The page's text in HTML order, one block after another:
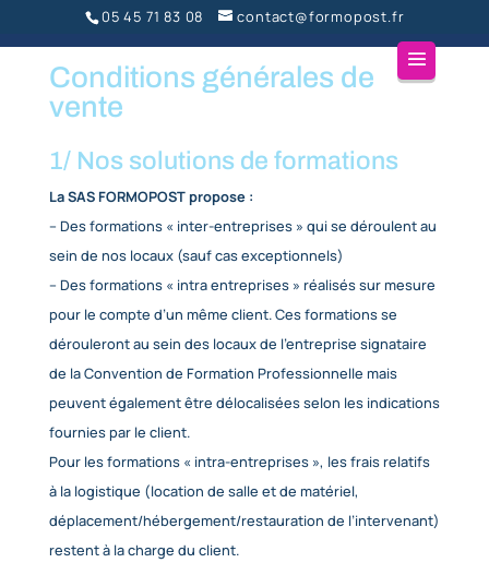
05 45 71 83 08
Conditions générales de
1/ Nos solutions de
La SAS FORMOPOST propose :
– Des formations « inter-entreprises » qui se
sein de nos locaux (sauf cas exceptionnels)
– Des formations « intra entreprises » réalisés sur
pour le compte d’un même client. Ces formations
dérouleront au sein des locaux de l’entreprise
de la Convention de Formation Professionnelle
peuvent également être délocalisées selon les
fournies par le client.